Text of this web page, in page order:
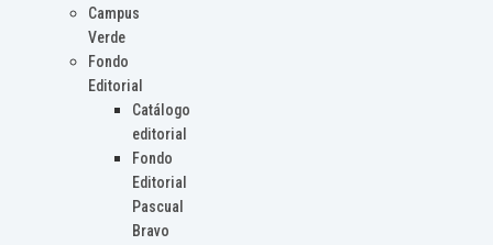
Campus
Verde
Fondo
Editorial
Catálogo
editorial
Fondo
Editorial
Pascual
Bravo